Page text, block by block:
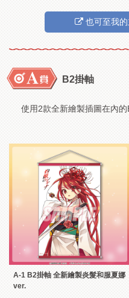
也可至我的
B2掛軸
使用2款全新繪製插圖在內的
A-1 B2掛軸 全新繪製炎髮和服夏娜
ver.